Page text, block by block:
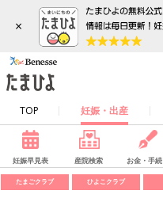
×
TOP 妊娠・出産
妊娠早見表 産院検索 お金・手続
たまごクラブ ひよこクラブ